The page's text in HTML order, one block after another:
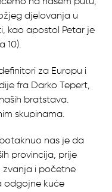
djelovanja u
kao apostol Petar je
10).
za Europu i
fra Darko Tepert,
bratstava.
skupinama.
nas je da
provincija, prije
zvanja i početne
odgojne kuće